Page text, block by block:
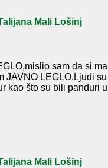
Mali Lošinj
sam da si
JAVNO LEGLO.Ljudi
kao što su bili panduri
Mali Lošinj